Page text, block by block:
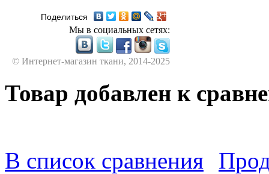
Поделиться
Мы в социальных сетях:
© Интернет-магазин ткани, 2014-2025
Товар добавлен к
В список сравнения